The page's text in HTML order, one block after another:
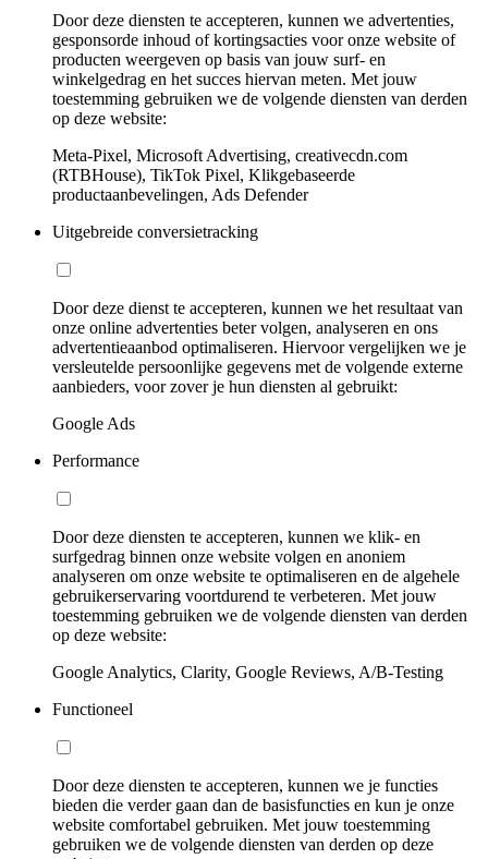
Door deze diensten te accepteren, kunnen we advertenties,
gesponsorde inhoud of kortingsacties voor onze website of
producten weergeven op basis van jouw surf- en
winkelgedrag en het succes hiervan meten. Met jouw
toestemming gebruiken we de volgende diensten van derden
op deze website:
Meta-Pixel, Microsoft Advertising, creativecdn.com
(RTBHouse), TikTok Pixel, Klikgebaseerde
productaanbevelingen, Ads Defender
Uitgebreide conversietracking
Door deze dienst te accepteren, kunnen we het resultaat van
onze online advertenties beter volgen, analyseren en ons
advertentieaanbod optimaliseren. Hiervoor vergelijken we je
versleutelde persoonlijke gegevens met de volgende externe
aanbieders, voor zover je hun diensten al gebruikt:
Google Ads
Performance
Door deze diensten te accepteren, kunnen we klik- en
surfgedrag binnen onze website volgen en anoniem
analyseren om onze website te optimaliseren en de algehele
gebruikerservaring voortdurend te verbeteren. Met jouw
toestemming gebruiken we de volgende diensten van derden
op deze website:
Google Analytics, Clarity, Google Reviews, A/B-Testing
Functioneel
Door deze diensten te accepteren, kunnen we je functies
bieden die verder gaan dan de basisfuncties en kun je onze
website comfortabel gebruiken. Met jouw toestemming
gebruiken we de volgende diensten van derden op deze